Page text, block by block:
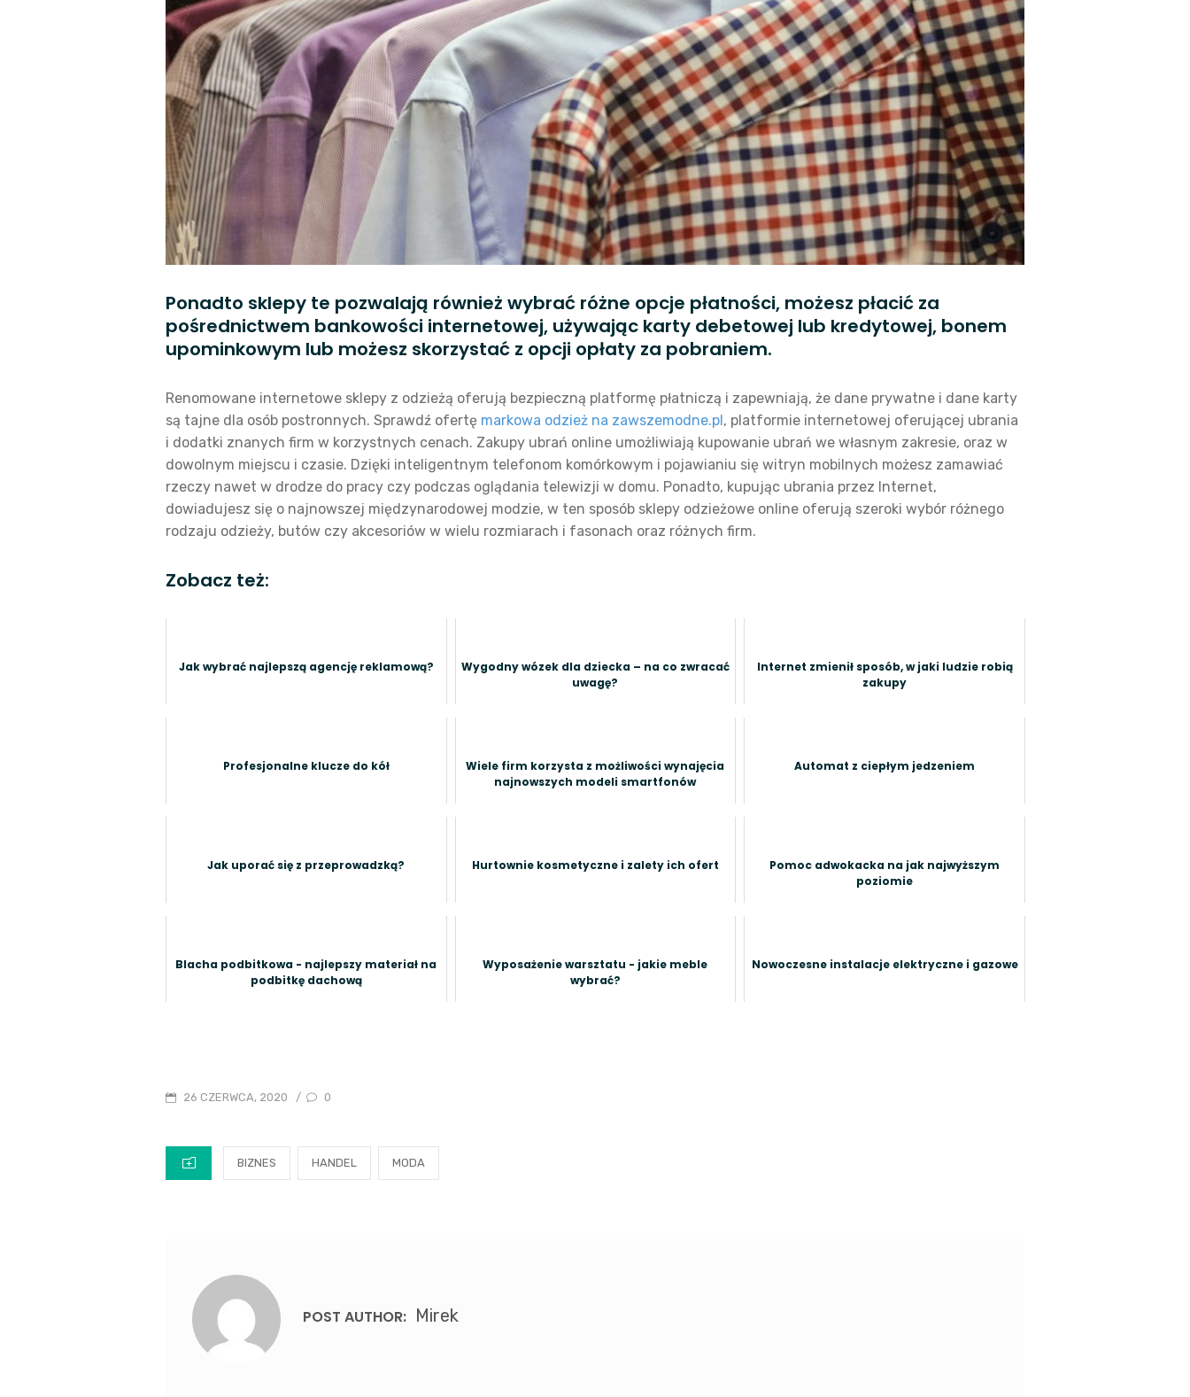
Ponadto sklepy te pozwalają również wybrać różne opcje płatności, możesz płacić za
pośrednictwem bankowości internetowej, używając karty debetowej lub kredytowej, bonem
upominkowym lub możesz skorzystać z opcji opłaty za pobraniem.
Renomowane internetowe sklepy z odzieżą oferują bezpieczną platformę płatniczą i zapewniają, że dane prywatne i dane karty
są tajne dla osób postronnych. Sprawdź ofertę markowa odzież na zawszemodne.pl , platformie internetowej oferującej ubrania
i dodatki znanych firm w korzystnych cenach. Zakupy ubrań online umożliwiają kupowanie ubrań we własnym zakresie, oraz w
dowolnym miejscu i czasie. Dzięki inteligentnym telefonom komórkowym i pojawianiu się witryn mobilnych możesz zamawiać
rzeczy nawet w drodze do pracy czy podczas oglądania telewizji w domu. Ponadto, kupując ubrania przez Internet,
dowiadujesz się o najnowszej międzynarodowej modzie, w ten sposób sklepy odzieżowe online oferują szeroki wybór różnego
rodzaju odzieży, butów czy akcesoriów w wielu rozmiarach i fasonach oraz różnych firm.
Zobacz też:
Jak wybrać najlepszą agencję reklamową?
Wygodny wózek dla dziecka – na co zwracać
uwagę?
Internet zmienił sposób, w jaki ludzie robią
zakupy
Profesjonalne klucze do kół
Wiele firm korzysta z możliwości wynajęcia
najnowszych modeli smartfonów
Automat z ciepłym jedzeniem
Jak uporać się z przeprowadzką? Hurtownie kosmetyczne i zalety ich ofert
Pomoc adwokacka na jak najwyższym
poziomie
Blacha podbitkowa - najlepszy materiał na
podbitkę dachową
Wyposażenie warsztatu - jakie meble
wybrać?
Nowoczesne instalacje elektryczne i gazowe
POSTED
26 CZERWCA, 2020 / 0
CATEGORIES
BIZNES HANDEL MODA
POST AUTHOR: Mirek